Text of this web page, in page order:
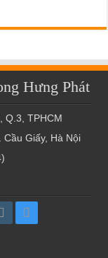
Hưng Phát
Q.3, TPHCM
Giấy, Hà Nội